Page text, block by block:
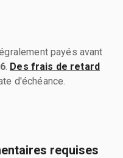
payés avant
. Des frais de retard
d'échéance.
requises